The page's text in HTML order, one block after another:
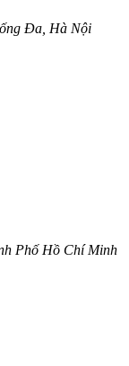
Đa, Hà Nội
Phố Hồ Chí Minh